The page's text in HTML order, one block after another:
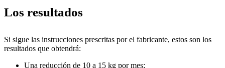
Los resultados
Si sigue las instrucciones prescritas por el fabricante, estos son los
resultados que obtendrá:
Una reducción de 10 a 15 kg por mes;